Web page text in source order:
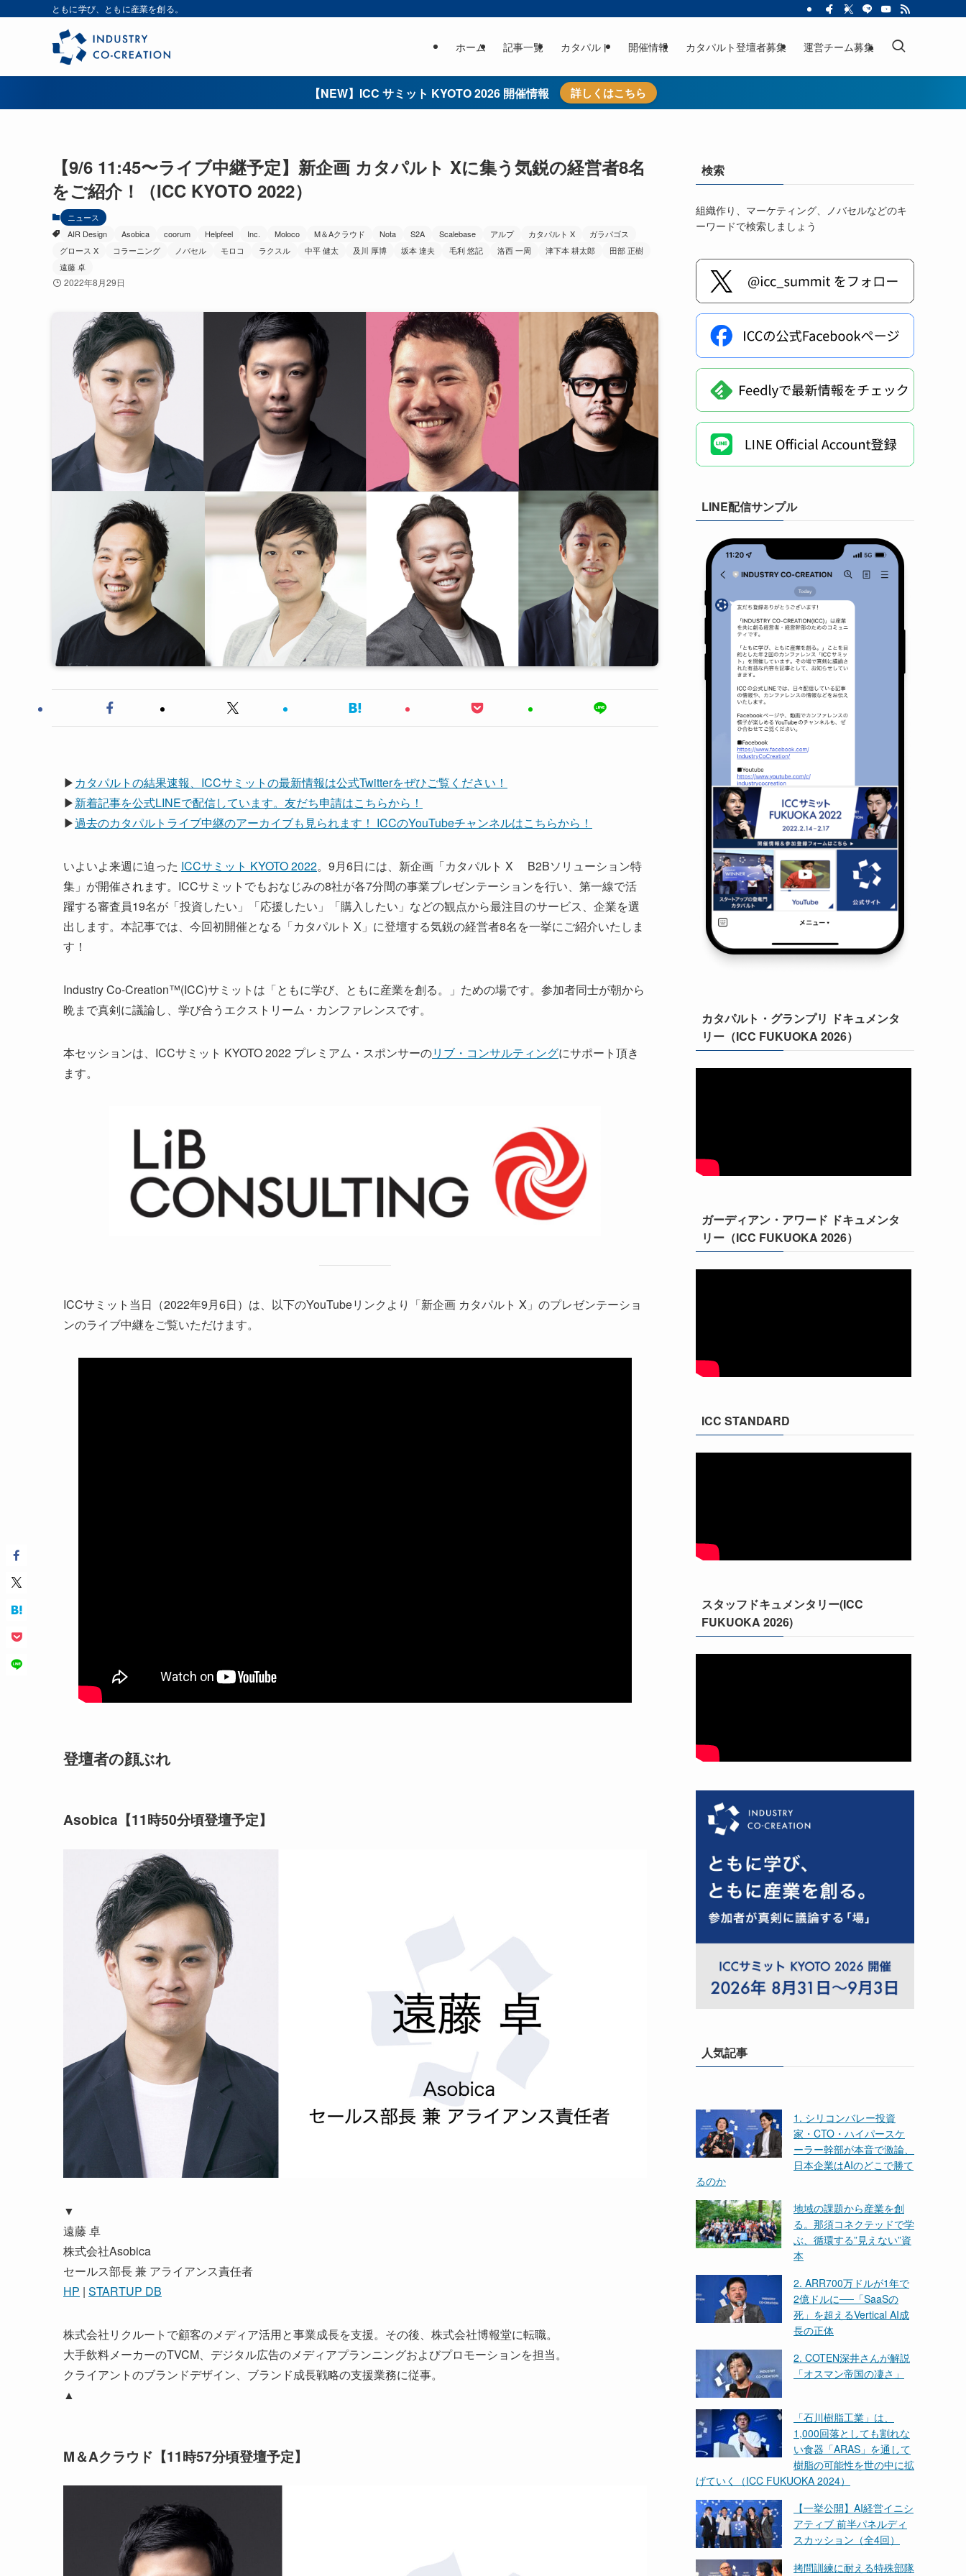
ともに学び、ともに産業を創る。
ホーム 記事一覧 カタパルト 開催情報 カタパルト登壇者募集 運営チーム募集
【NEW】ICC サミット KYOTO 2026 開催情報 詳しくはこちら
【9/6 11:45〜ライブ中継予定】新企画 カタパルト Xに集う気鋭の経営者8名
をご紹介！（ICC KYOTO 2022）
ニュース
AIR Design
Asobica coorum Helpfeel Inc. Moloco M＆Aクラウド Nota S2A Scalebase アルプ カタパルト X
ガラパゴス
グロース X
コラーニング ノバセル モロコ ラクスル 中平 健太 及川 厚博 坂本 達夫 毛利 悠記 洛西 一周 津下本 耕太郎
田部 正樹
遠藤 卓
2022年8月29日
▶ カタパルトの結果速報、ICCサミットの最新情報は公式Twitterをぜひご覧ください！
▶新着記事を公式LINEで配信しています。友だち申請はこちらから！
▶過去のカタパルトライブ中継のアーカイブも見られます！ ICCのYouTubeチャンネルはこちらから！
いよいよ来週に迫った ICCサミット KYOTO 2022。9月6日には、新企画「カタパルト X B2Bソリューション特
集」が開催されます。ICCサミットでもおなじみの8社が各7分間の事業プレゼンテーションを行い、第一線で活
躍する審査員19名が「投資したい」「応援したい」「購入したい」などの観点から最注目のサービス、企業を選
出します。本記事では、今回初開催となる「カタパルト X」に登壇する気鋭の経営者8名を一挙にご紹介いたしま
す！
Industry Co­-Creation™(ICC)サミットは「ともに学び、ともに産業を創る。」ための場です。参加者同士が朝から
晩まで真剣に議論し、学び合うエクストリーム・カンファレンスです。
本セッションは、ICCサミット KYOTO 2022 プレミアム・スポンサーのリブ・コンサルティングにサポート頂き
ます。
ICCサミット当日（2022年9月6日）は、以下のYouTubeリンクより「新企画 カタパルト X」のプレゼンテーショ
ンのライブ中継をご覧いただけます。
登壇者の顔ぶれ
Asobica【11時50分頃登壇予定】
▼
遠藤 卓
株式会社Asobica
セールス部長 兼 アライアンス責任者
HP | STARTUP DB
株式会社リクルートで顧客のメディア活用と事業成長を支援。その後、株式会社博報堂に転職。
大手飲料メーカーのTVCM、デジタル広告のメディアプランニングおよびプロモーションを担当。
クライアントのブランドデザイン、ブランド成長戦略の支援業務に従事。
▲
M＆Aクラウド【11時57分頃登壇予定】
検索
組織作り、マーケティング、ノバセルなどのキ
ーワードで検索しましょう
LINE配信サンプル
カタパルト・グランプリ ドキュメンタ
リー（ICC FUKUOKA 2026）
ガーディアン・アワード ドキュメンタ
リー（ICC FUKUOKA 2026）
ICC STANDARD
スタッフドキュメンタリー(ICC
FUKUOKA 2026)
人気記事
1. シリコンバレー投資
家・CTO・ハイパースケ
ーラー幹部が本音で激論、
日本企業はAIのどこで勝て
るのか
地域の課題から産業を創
る。那須コネクテッドで学
ぶ、循環する”見えない”資
本
2. ARR700万ドルが1年で
2億ドルに──「SaaSの
死」を超えるVertical AI成
長の正体
2. COTEN深井さんが解説
「オスマン帝国の凄さ」
「石川樹脂工業」は、
1,000回落としても割れな
い食器「ARAS」を通して
樹脂の可能性を世の中に拡
げていく（ICC FUKUOKA 2024）
【一挙公開】AI経営イニシ
アティブ 前半パネルディ
スカッション（全4回）
拷問訓練に耐える特殊部隊